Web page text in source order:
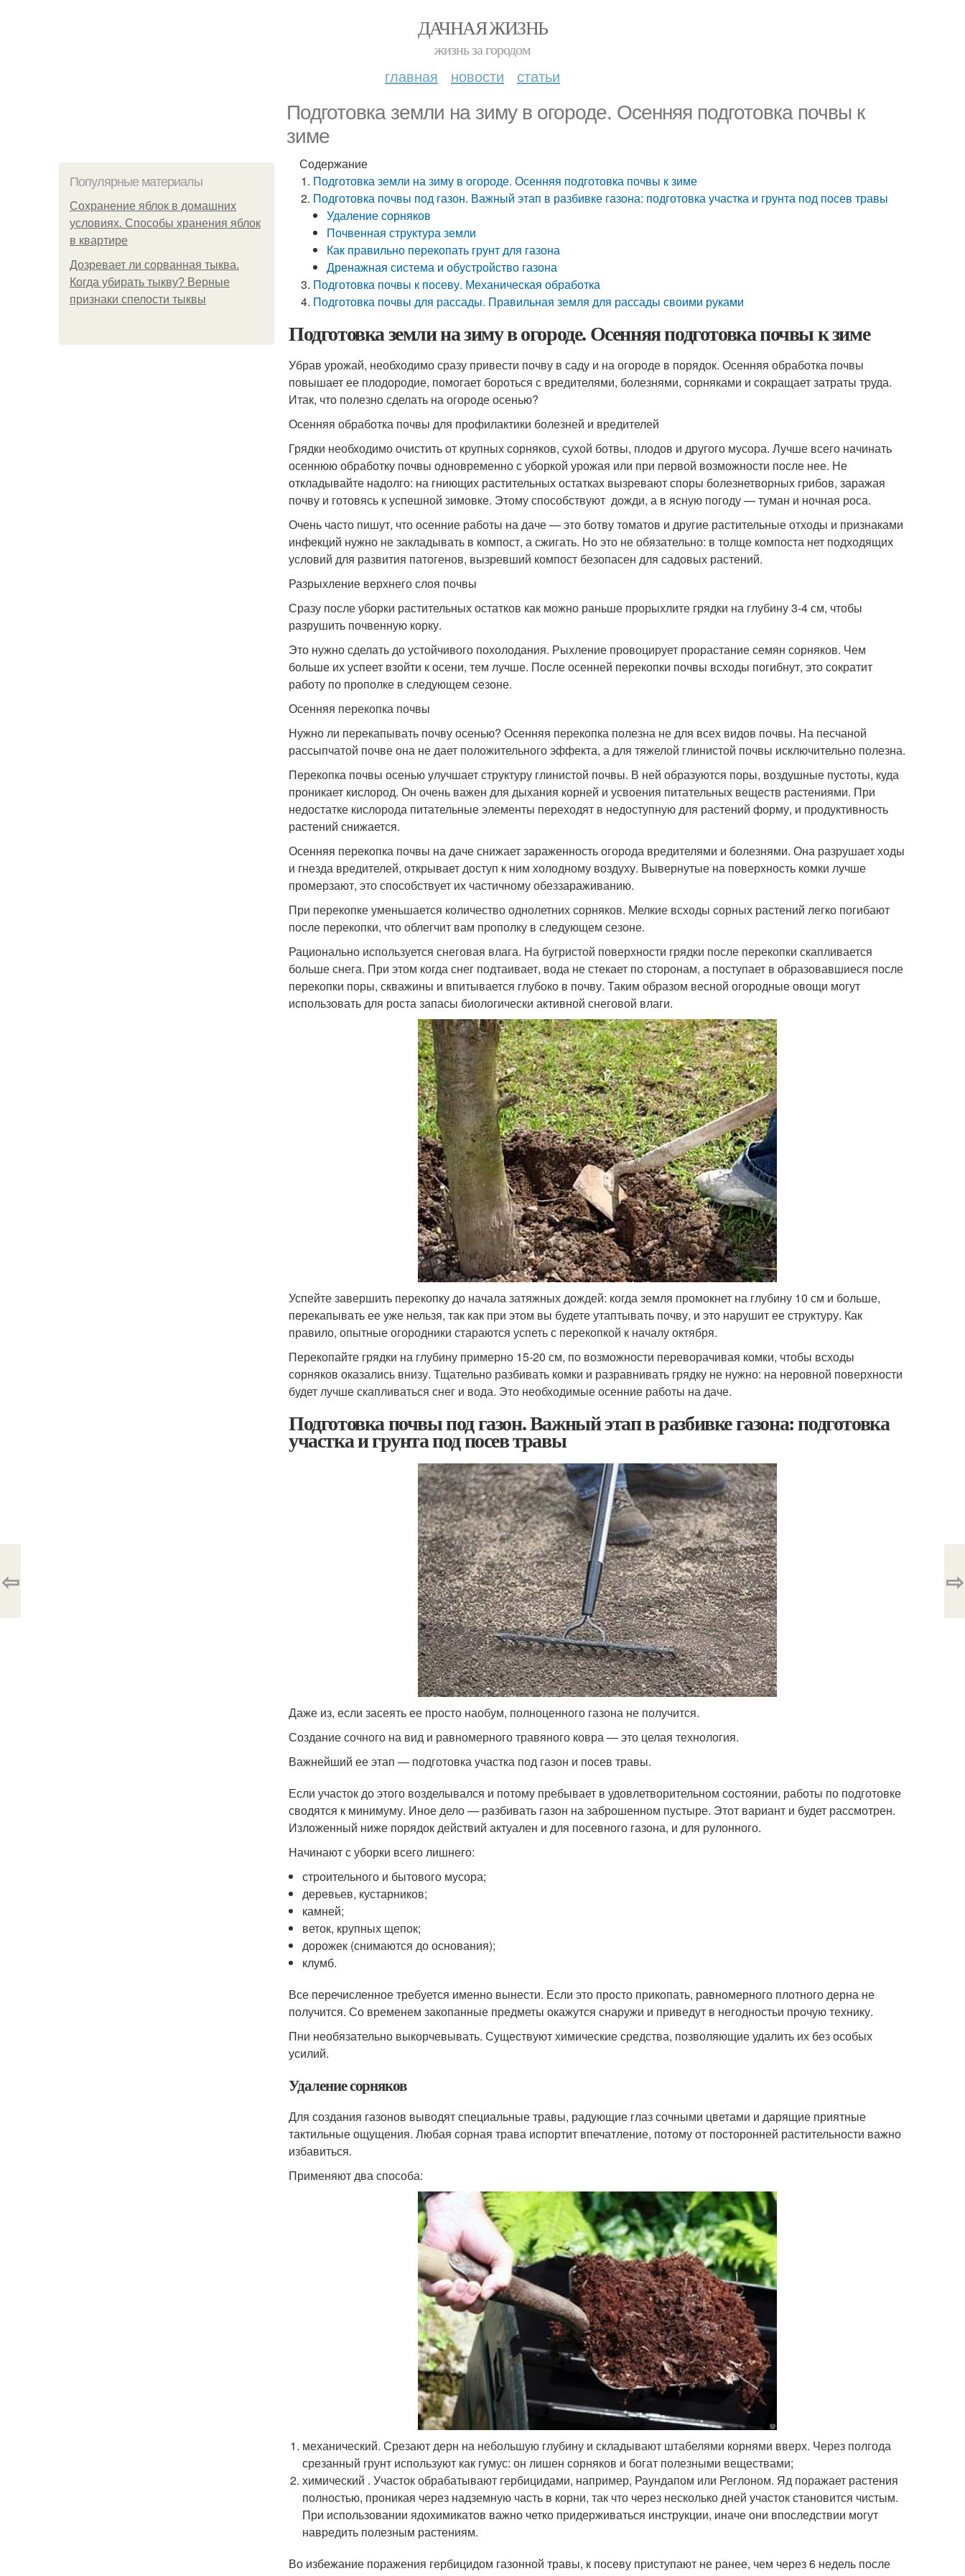
ДАЧНАЯ ЖИЗНЬ
жизнь за городом
главная новости статьи
Подготовка земли на зиму в огороде. Осенняя подготовка почвы к
зиме
Популярные материалы
Сохранение яблок в домашних
условиях. Способы хранения яблок
в квартире
Дозревает ли сорванная тыква.
Когда убирать тыкву? Верные
признаки спелости тыквы
Содержание
Подготовка земли на зиму в огороде. Осенняя подготовка почвы к зиме
Подготовка почвы под газон. Важный этап в разбивке газона: подготовка участка и грунта под посев травы
Удаление сорняков
Почвенная структура земли
Как правильно перекопать грунт для газона
Дренажная система и обустройство газона
Подготовка почвы к посеву. Механическая обработка
Подготовка почвы для рассады. Правильная земля для рассады своими руками
Подготовка земли на зиму в огороде. Осенняя подготовка почвы к зиме
Убрав урожай, необходимо сразу привести почву в саду и на огороде в порядок. Осенняя обработка почвы
повышает ее плодородие, помогает бороться с вредителями, болезнями, сорняками и сокращает затраты труда.
Итак, что полезно сделать на огороде осенью?
Осенняя обработка почвы для профилактики болезней и вредителей
Грядки необходимо очистить от крупных сорняков, сухой ботвы, плодов и другого мусора. Лучше всего начинать
осеннюю обработку почвы одновременно с уборкой урожая или при первой возможности после нее. Не
откладывайте надолго: на гниющих растительных остатках вызревают споры болезнетворных грибов, заражая
почву и готовясь к успешной зимовке. Этому способствуют дожди, а в ясную погоду — туман и ночная роса.
Очень часто пишут, что осенние работы на даче — это ботву томатов и другие растительные отходы и признаками
инфекций нужно не закладывать в компост, а сжигать. Но это не обязательно: в толще компоста нет подходящих
условий для развития патогенов, вызревший компост безопасен для садовых растений.
Разрыхление верхнего слоя почвы
Сразу после уборки растительных остатков как можно раньше прорыхлите грядки на глубину 3-4 см, чтобы
разрушить почвенную корку.
Это нужно сделать до устойчивого похолодания. Рыхление провоцирует прорастание семян сорняков. Чем
больше их успеет взойти к осени, тем лучше. После осенней перекопки почвы всходы погибнут, это сократит
работу по прополке в следующем сезоне.
Осенняя перекопка почвы
Нужно ли перекапывать почву осенью? Осенняя перекопка полезна не для всех видов почвы. На песчаной
рассыпчатой почве она не дает положительного эффекта, а для тяжелой глинистой почвы исключительно полезна.
Перекопка почвы осенью улучшает структуру глинистой почвы. В ней образуются поры, воздушные пустоты, куда
проникает кислород. Он очень важен для дыхания корней и усвоения питательных веществ растениями. При
недостатке кислорода питательные элементы переходят в недоступную для растений форму, и продуктивность
растений снижается.
Осенняя перекопка почвы на даче снижает зараженность огорода вредителями и болезнями. Она разрушает ходы
и гнезда вредителей, открывает доступ к ним холодному воздуху. Вывернутые на поверхность комки лучше
промерзают, это способствует их частичному обеззараживанию.
При перекопке уменьшается количество однолетних сорняков. Мелкие всходы сорных растений легко погибают
после перекопки, что облегчит вам прополку в следующем сезоне.
Рационально используется снеговая влага. На бугристой поверхности грядки после перекопки скапливается
больше снега. При этом когда снег подтаивает, вода не стекает по сторонам, а поступает в образовавшиеся после
перекопки поры, скважины и впитывается глубоко в почву. Таким образом весной огородные овощи могут
использовать для роста запасы биологически активной снеговой влаги.
Успейте завершить перекопку до начала затяжных дождей: когда земля промокнет на глубину 10 см и больше,
перекапывать ее уже нельзя, так как при этом вы будете утаптывать почву, и это нарушит ее структуру. Как
правило, опытные огородники стараются успеть с перекопкой к началу октября.
Перекопайте грядки на глубину примерно 15-20 см, по возможности переворачивая комки, чтобы всходы
сорняков оказались внизу. Тщательно разбивать комки и разравнивать грядку не нужно: на неровной поверхности
будет лучше скапливаться снег и вода. Это необходимые осенние работы на даче.
Подготовка почвы под газон. Важный этап в разбивке газона: подготовка
участка и грунта под посев травы
Даже из, если засеять ее просто наобум, полноценного газона не получится.
Создание сочного на вид и равномерного травяного ковра — это целая технология.
Важнейший ее этап — подготовка участка под газон и посев травы.
Если участок до этого возделывался и потому пребывает в удовлетворительном состоянии, работы по подготовке
сводятся к минимуму. Иное дело — разбивать газон на заброшенном пустыре. Этот вариант и будет рассмотрен.
Изложенный ниже порядок действий актуален и для посевного газона, и для рулонного.
Начинают с уборки всего лишнего:
строительного и бытового мусора;
деревьев, кустарников;
камней;
веток, крупных щепок;
дорожек (снимаются до основания);
клумб.
Все перечисленное требуется именно вынести. Если это просто прикопать, равномерного плотного дерна не
получится. Со временем закопанные предметы окажутся снаружи и приведут в негодностьи прочую технику.
Пни необязательно выкорчевывать. Существуют химические средства, позволяющие удалить их без особых
усилий.
Удаление сорняков
Для создания газонов выводят специальные травы, радующие глаз сочными цветами и дарящие приятные
тактильные ощущения. Любая сорная трава испортит впечатление, потому от посторонней растительности важно
избавиться.
Применяют два способа:
механический. Срезают дерн на небольшую глубину и складывают штабелями корнями вверх. Через полгода
срезанный грунт используют как гумус: он лишен сорняков и богат полезными веществами;
химический . Участок обрабатывают гербицидами, например, Раундапом или Реглоном. Яд поражает растения
полностью, проникая через надземную часть в корни, так что через несколько дней участок становится чистым.
При использовании ядохимикатов важно четко придерживаться инструкции, иначе они впоследствии могут
навредить полезным растениям.
Во избежание поражения гербицидом газонной травы, к посеву приступают не ранее, чем через 6 недель после
⇦ ⇨